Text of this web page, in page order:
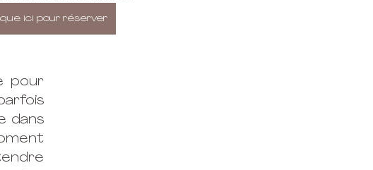
ici pour réserver
pour
dans